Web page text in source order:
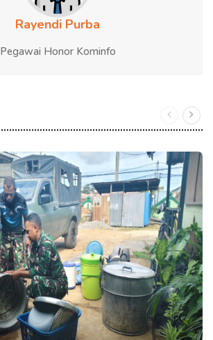
Rayendi Purba
Pegawai Honor Kominfo